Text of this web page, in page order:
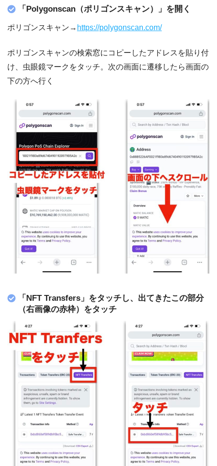
「 Polygonscan（ポリゴンスキャン） 」を開く
ポリゴンスキャン→ https://polygonscan.com/
ポリゴンスキャンの検索窓にコピーしたアドレスを貼り付
け、虫眼鏡マークをタッチ。次の画面に遷移したら画面の
下の方へ行く
「NFT Transfers」をタッチし、出てきたこの部分
（右画像の赤枠）をタッチ